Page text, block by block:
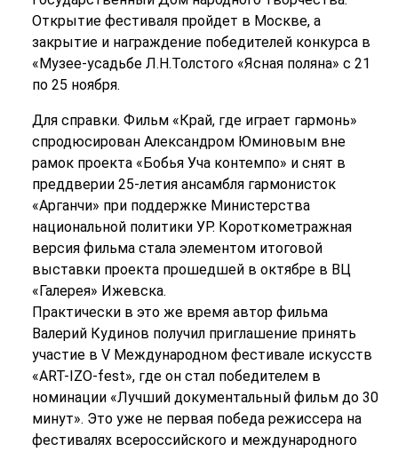
Открытие фестиваля пройдет в Москве, а
закрытие и награждение победителей конкурса в
«Музее-усадьбе Л.Н.Толстого «Ясная поляна» с 21
по 25 ноября.
Для справки. Фильм «Край, где играет гармонь»
спродюсирован Александром Юминовым вне
рамок проекта «Бобья Уча контемпо» и снят в
преддверии 25-летия ансамбля гармонисток
«Арганчи» при поддержке Министерства
национальной политики УР. Короткометражная
версия фильма стала элементом итоговой
выставки проекта прошедшей в октябре в ВЦ
«Галерея» Ижевска.
Практически в это же время автор фильма
Валерий Кудинов получил приглашение принять
участие в V Международном фестивале искусств
«ART-IZO-fest», где он стал победителем в
номинации «Лучший документальный фильм до 30
минут». Это уже не первая победа режиссера на
фестивалях всероссийского и международного